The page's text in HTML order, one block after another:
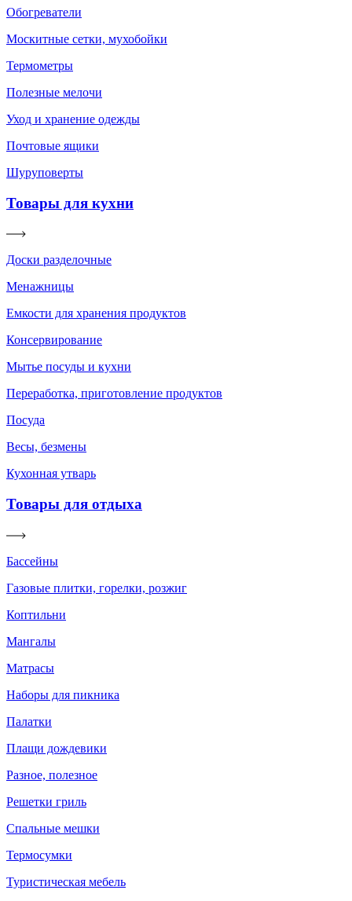
Обогреватели
Москитные сетки, мухобойки
Термометры
Полезные мелочи
Уход и хранение одежды
Почтовые ящики
Шуруповерты
Товары для кухни
Доски разделочные
Менажницы
Емкости для хранения продуктов
Консервирование
Мытье посуды и кухни
Переработка, приготовление продуктов
Посуда
Весы, безмены
Кухонная утварь
Товары для отдыха
Бассейны
Газовые плитки, горелки, розжиг
Коптильни
Мангалы
Матрасы
Наборы для пикника
Палатки
Плащи дождевики
Разное, полезное
Решетки гриль
Спальные мешки
Термосумки
Туристическая мебель